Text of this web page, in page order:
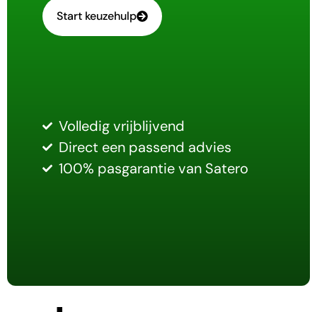
Start keuzehulp
Volledig vrijblijvend
Direct een passend advies
100% pasgarantie van Satero